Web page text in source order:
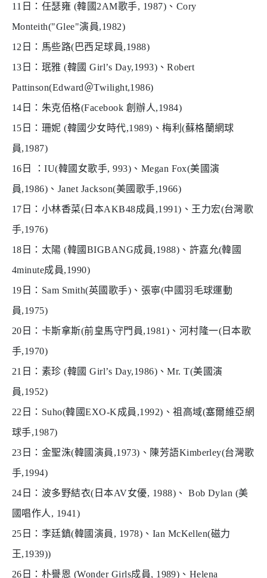
11 日：任瑟雍 (韓國 2AM歌手, 1987) 、 Cory
Monteith("Glee"演員,1982)
12 日：馬些路( 巴西足球員,1988)
13 日：珉雅 (韓國 Girl’s Day,1993) 、Robert
Pattinson(Edward＠Twilight,1986)
14 日：朱克佰格(Facebook 創辦人,1984)
15 日：珊妮 (韓國少女時代,1989) 、梅利(蘇格蘭網球
員,1987)
16 日 ：IU(韓國女歌手, 993) 、 Megan Fox(美國演
員,1986) 、 Janet Jackson(美國歌手,1966)
17 日：小林香菜( 日本AKB48成員 ,1991) 、王力宏(台灣歌
手,1976)
18 日：太陽 (韓國 BIGBANG成員,1988) 、許嘉允(韓國
4minute成員,1990)
19 日： Sam Smith(英國歌手) 、張寧(中國羽毛球運動
員,1975)
20 日：卡斯拿斯(前皇馬守門員,1981) 、河村隆一( 日本歌
手,1970)
21 日：素珍 (韓國 Girl’s Day,1986) 、Mr. T(美國演
員,1952)
22 日： Suho(韓國EXO-K成員 ,1992) 、祖高域(塞爾維亞網
球手,1987)
23 日：金聖洙(韓國演員 ,1973) 、陳芳語Kimberley(台灣歌
手,1994)
24 日：波多野結衣( 日本AV女優, 1988) 、 Bob Dylan (美
國唱作人 , 1941)
25 日：李廷鎮(韓國演員 , 1978) 、 Ian McKellen(磁力
王,1939))
26 日：朴譽恩 (Wonder Girls成員, 1989) 、 Helena